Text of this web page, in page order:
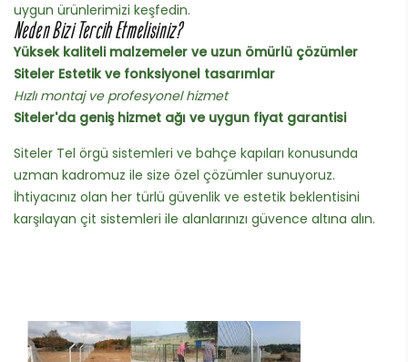
uygun ürünlerimizi keşfedin.
Neden Bizi Tercih Etmelisiniz?
Yüksek kaliteli malzemeler ve uzun ömürlü çözümler
Siteler Estetik ve fonksiyonel tasarımlar
Hızlı montaj ve profesyonel hizmet
Siteler'da geniş hizmet ağı ve uygun fiyat garantisi
Siteler Tel örgü sistemleri ve bahçe kapıları konusunda
uzman kadromuz ile size özel çözümler sunuyoruz.
İhtiyacınız olan her türlü güvenlik ve estetik beklentisini
karşılayan çit sistemleri ile alanlarınızı güvence altına alın.